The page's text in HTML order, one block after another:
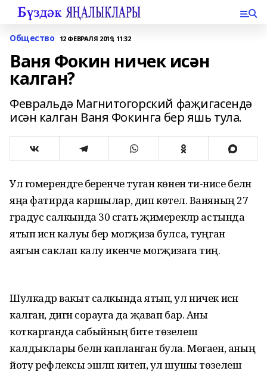
Общество 12 ФЕВРАЛЯ 2019, 11:32
Ваня Фокин ничек исән
калган?
Февральдә Магнитогорский фаҗигасендә
исән калган Ваня Фокинга бер яшь тула.
Ул гомерендәге беренче туган көнен әти-әнисе белән
яңа фатирда каршылар, дип көтелә. Ваняның 27
градус салкында 30 сәгать җимерекләр астында
ятып исән калуы бер могҗиза булса, туңган
аягын саклап калу икенче могҗизага тиң.
Шулкадәр вакыт салкында ятып, ул ничек исән
калган, дигән сорауга да җавап бар. Аны
коткарганда сабыйның бите төзелеш
калдыклары белән капланган була. Мөгаен, аның
йоту рефлексы эшләп китеп, ул шушы төзелеш